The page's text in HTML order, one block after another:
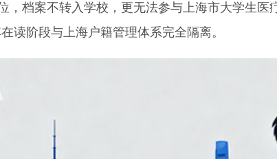
，档案不转入学校，更无法参与上海市大学生医
读阶段与上海户籍管理体系完全隔离。